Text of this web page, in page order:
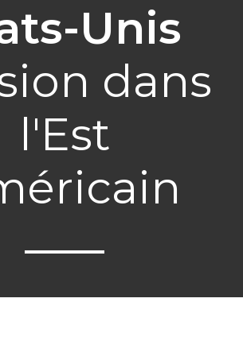
Unis
dans
l'Est